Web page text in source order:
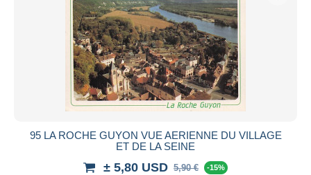
95 LA ROCHE GUYON VUE AERIENNE DU VILLAGE
ET DE LA SEINE
± 5,80 USD 5,90 € -15%